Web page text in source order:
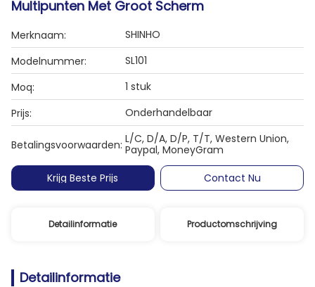
Multipunten Met Groot Scherm
Merknaam:
SHINHO
Modelnummer:
SL101
Moq:
1 stuk
Prijs:
Onderhandelbaar
Betalingsvoorwaarden: L/C, D/A, D/P, T/T, Western Union,
Paypal, MoneyGram
Krijg Beste Prijs
Contact Nu
Detailinformatie Productomschrijving
Detailinformatie